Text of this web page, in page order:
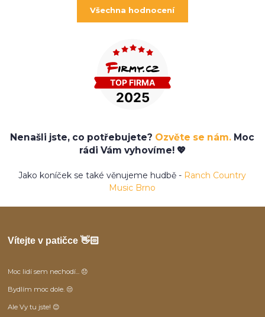
Všechna hodnocení
Nenašli jste, co potřebujete? Ozvěte se nám. Moc
rádi Vám vyhovíme! 💖
Jako koníček se také věnujeme hudbě - Ranch Country
Music Brno
Vítejte v patičce 👋🏻
Moc lidí sem nechodí... 😞
Bydlím moc dole. 😒
Ale Vy tu jste! 😊